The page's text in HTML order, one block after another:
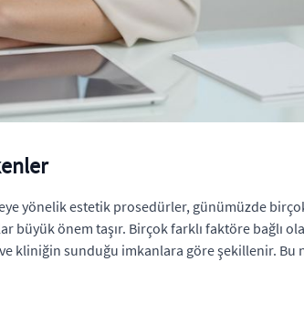
yönelik estetik prosedürler, günümüzde
önem taşır. Birçok farklı faktöre bağlı
kliniğin sunduğu imkanlara göre şekillenir.